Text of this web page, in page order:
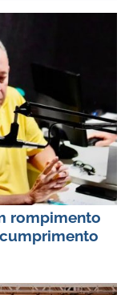
rompimento